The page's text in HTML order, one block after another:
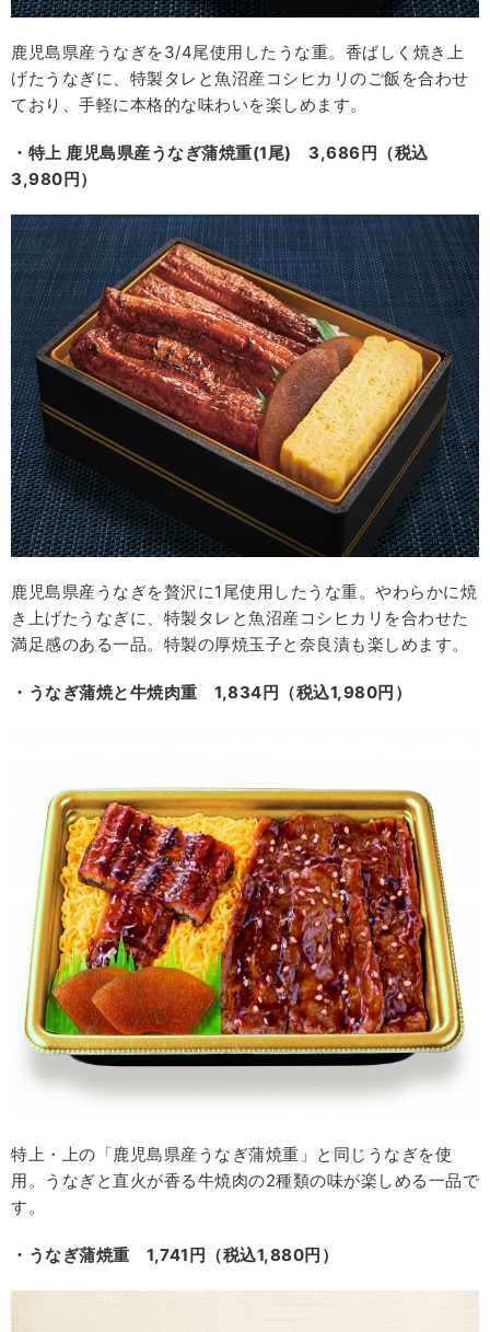
鹿児島県産うなぎを3/4尾使用したうな重。香ばしく焼き上
げたうなぎに、特製タレと魚沼産コシヒカリのご飯を合わせ
ており、手軽に本格的な味わいを楽しめます。
・特上 鹿児島県産うなぎ蒲焼重(1尾) 3,686円（税込
3,980円）
鹿児島県産うなぎを贅沢に1尾使用したうな重。やわらかに焼
き上げたうなぎに、特製タレと魚沼産コシヒカリを合わせた
満足感のある一品。特製の厚焼玉子と奈良漬も楽しめます。
・うなぎ蒲焼と牛焼肉重 1,834円（税込1,980円）
特上・上の「鹿児島県産うなぎ蒲焼重」と同じうなぎを使
用。うなぎと直火が香る牛焼肉の2種類の味が楽しめる一品で
す。
・うなぎ蒲焼重 1,741円（税込1,880円）